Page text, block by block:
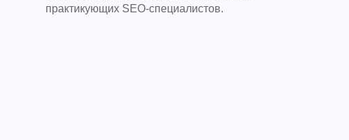
практикующих SEO-специалистов.